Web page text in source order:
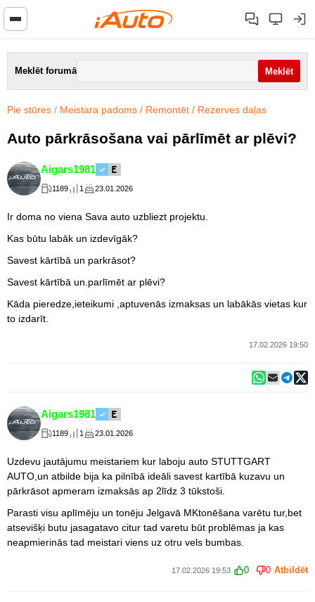
Meklēt forumā
Pie stūres / Meistara padoms / Remontēt / Rezerves daļas
Auto pārkrāsošana vai pārlīmēt ar plēvi?
Aigars1981
1189 1 23.01.2026
Ir doma no viena Sava auto uzbliezt projektu.
Kas būtu labāk un izdevīgāk?
Savest kārtībā un parkrāsot?
Savest kārtībā un.parlīmēt ar plēvi?
Kāda pieredze,ieteikumi ,aptuvenās izmaksas un labākās vietas kur
to izdarīt.
17.02.2026 19:50
Aigars1981
1189 1 23.01.2026
Uzdevu jautājumu meistariem kur laboju auto STUTTGART
AUTO,un atbilde bija ka pilnībā ideāli savest kartībā kuzavu un
pārkrāsot apmeram izmaksās ap 2līdz 3 tūkstoši.
Parasti visu aplīmēju un tonēju Jelgavā MKtonēšana varētu tur,bet
atsevišķi butu jasagatavo citur tad varetu būt problēmas ja kas
neapmierinās tad meistari viens uz otru vels bumbas.
17.02.2026 19:53 0 0 Atbildēt